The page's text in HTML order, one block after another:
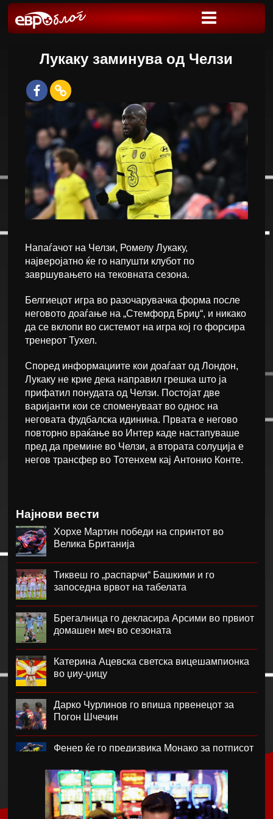
Лукаку заминува од Челзи
Напаѓачот на Челзи, Ромелу Лукаку,
најверојатно ќе го напушти клубот по
завршувањето на тековната сезона.
Белгиецот игра во разочарувачка форма после
неговото доаѓање на „Стемфорд Бриџ“, и никако
да се вклопи во системот на игра кој го форсира
тренерот Тухел.
Според информациите кои доаѓаат од Лондон,
Лукаку не крие дека направил грешка што ја
прифатил понудата од Челзи. Постојат две
варијанти кои се споменуваат во однос на
неговата фудбалска идинина. Првата е негово
повторно враќање во Интер каде настапуваше
пред да премине во Челзи, а втората солуција е
негов трансфер во Тотенхем кај Антонио Конте.
Најнови вести
Хорхе Мартин победи на спринтот во
Велика Британија
Тиквеш го „распарчи“ Башкими и го
запоседна врвот на табелата
Брегалница го декласира Арсими во првиот
домашен меч во сезоната
Катерина Ацевска светска вицешампионка
во џиу-џицу
Дарко Чурлинов го впиша првенецот за
Погон Шчечин
Фенер ќе го предизвика Монако за потписот
Челзи убедливо го надигра Милан во
Австралија